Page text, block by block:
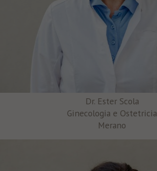
Dr. Ester Scola
Ginecologia e Ostetricia
Merano